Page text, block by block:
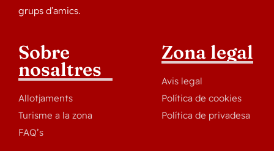
grups d’amics.
Sobre
nosaltres
Allotjaments
Turisme a la zona
FAQ’s
Zona legal
Avis legal
Política de cookies
Política de privadesa